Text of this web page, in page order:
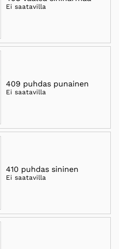
Ei saatavilla
409 puhdas punainen
Ei saatavilla
410 puhdas sininen
Ei saatavilla